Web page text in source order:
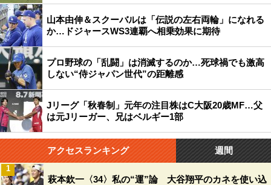
山本由伸＆スクーバルは「伝説の左右両輪」になれる
か…ドジャースWS3連覇へ相乗効果に期待
プロ野球の「乱闘」は消滅するのか…死球禍でも激高
しない“侍ジャパン世代”の距離感
Jリーグ「秋春制」元年の注目株はC大阪20歳MF…父
は元Jリーガー、兄はベルギー1部
アクセスランキング 週間
萩本欽一〈34〉私の“運”論 大谷翔平のカネを使い込
1